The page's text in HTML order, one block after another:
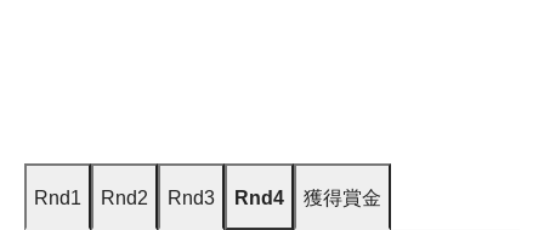
Rnd1 Rnd2 Rnd3 Rnd4 獲得賞金